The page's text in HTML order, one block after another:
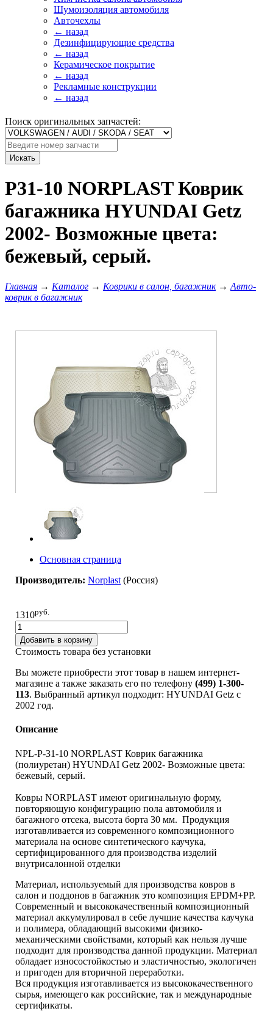
Шумоизоляция автомобиля
Авточехлы
← назад
Дезинфицирующие средства
← назад
Керамическое покрытие
← назад
Рекламные конструкции
← назад
Поиск оригинальных запчастей:
Искать
P31-10 NORPLAST Коврик
багажника HYUNDAI Getz
2002- Возможные цвета:
бежевый, серый.
Главная → Каталог → Коврики в салон, багажник → Авто-
коврик в багажник
Основная страница
Производитель: Norplast (Pоссия)
1310руб.
Добавить в корзину
Стоимость товара без установки
Вы можете приобрести этот товар в нашем интернет-
магазине а также заказать его по телефону (499) 1-300-
113. Выбранный артикул подходит: HYUNDAI Getz c
2002 год.
Описание
NPL-P-31-10 NORPLAST Коврик багажника
(полиуретан) HYUNDAI Getz 2002- Возможные цвета:
бежевый, серый.
Ковры NORPLAST имеют оригинальную форму,
повторяющую конфигурацию пола автомобиля и
багажного отсека, высота борта 30 мм. Продукция
изготавливается из современного композиционного
материала на основе синтетического каучука,
сертифицированного для производства изделий
внутрисалонной отделки
Материал, используемый для производства ковров в
салон и поддонов в багажник это композиция EPDM+PP.
Современный и высококачественный композиционный
материал аккумулировал в себе лучшие качества каучука
и полимера, обладающий высокими физико-
механическими свойствами, который как нельзя лучше
подходит для производства данной продукции. Материал
обладает износостойкостью и эластичностью, экологичен
и пригоден для вторичной переработки.
Вся продукция изготавливается из высококачественного
сырья, имеющего как российские, так и международные
сертификаты.